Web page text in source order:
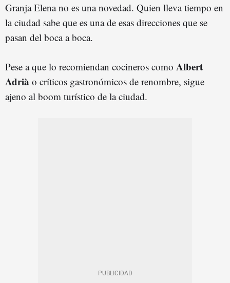
Granja Elena no es una novedad. Quien lleva tiempo en
la ciudad sabe que es una de esas direcciones que se
pasan del boca a boca.
Pese a que lo recomiendan cocineros como Albert
Adrià o críticos gastronómicos de renombre, sigue
ajeno al boom turístico de la ciudad.